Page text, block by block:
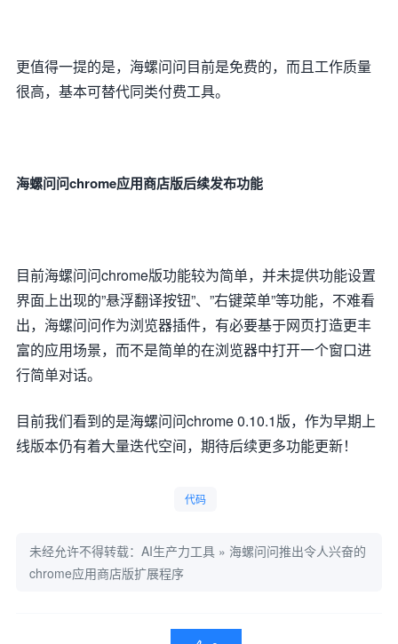
更值得一提的是，海螺问问目前是免费的，而且工作质量
很高，基本可替代同类付费工具。
海螺问问chrome应用商店版后续发布功能
目前海螺问问chrome版功能较为简单，并未提供功能设置
界面上出现的”悬浮翻译按钮”、”右键菜单”等功能，不难看
出，海螺问问作为浏览器插件，有必要基于网页打造更丰
富的应用场景，而不是简单的在浏览器中打开一个窗口进
行简单对话。
目前我们看到的是海螺问问chrome 0.10.1版，作为早期上
线版本仍有着大量迭代空间，期待后续更多功能更新！
代码
未经允许不得转载： AI生产力工具 » 海螺问问推出令人兴奋的
chrome应用商店版扩展程序